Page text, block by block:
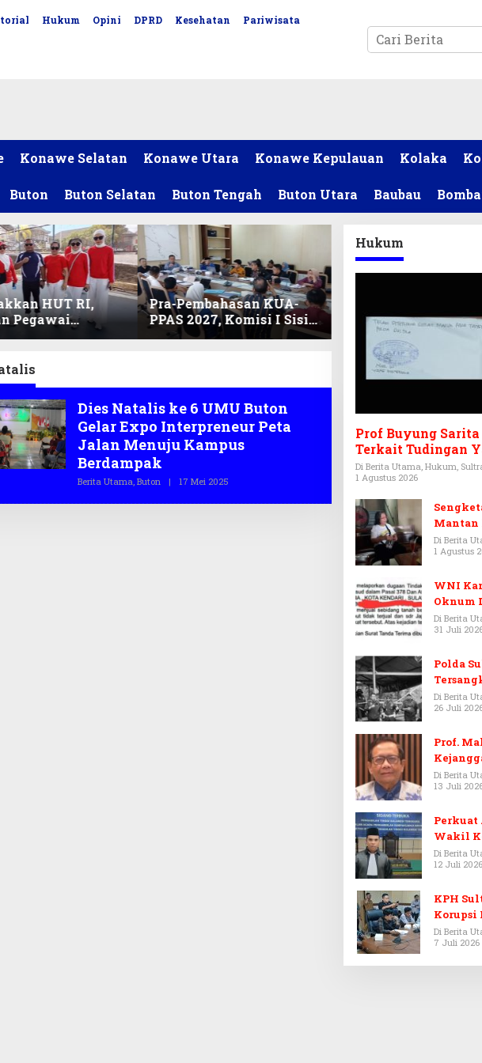
Hukum Opini DPRD Kesehatan Pariwisata
Konawe Selatan Konawe Utara Konawe Kepulauan Kolaka
Buton Buton Selatan Buton Tengah Buton Utara Baubau
HUT RI,
Pegawai
DPRD Sultra
Pra-Pembahasan KUA-
PPAS 2027, Komisi I Sisir
Program Prioritas
Dies Natalis ke 6 UMU Buton
Gelar Expo Interpreneur Peta
Jalan Menuju Kampus
Berdampak
Berita Utama, Buton | 17 Mei 2025
E
Hukum
Prof Buyung
Terkait Tudingan
Ditagih Utang
Di Berita Utama, Hukum,
1 Agustus 2026
Mantan
143/HO,
Menjadi
Di Berita
1 Agustus
WNI
Oknum
Terkait
Di Berita
31 Juli
Polda
Emas
Di Berita
26 Juli
Prof.
Febrie
Di Berita
13 Juli
Perkuat
Wakil
Resmi
Advokat
Di Berita
12 Juli 2026
KPH
Korupsi
Sultra
Di Berita
7 Juli 2026